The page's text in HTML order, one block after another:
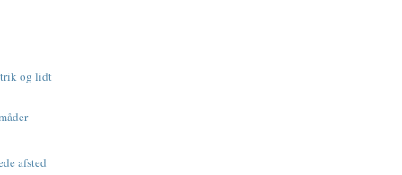
og lidt
afsted